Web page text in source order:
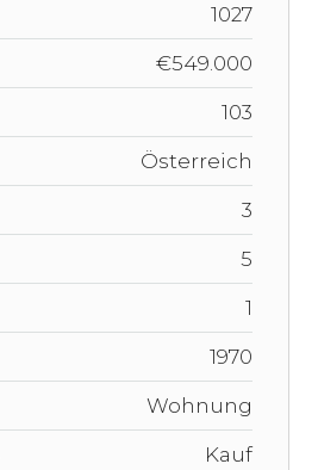
1027
€549.000
103
Österreich
3
5
1
1970
Wohnung
Kauf